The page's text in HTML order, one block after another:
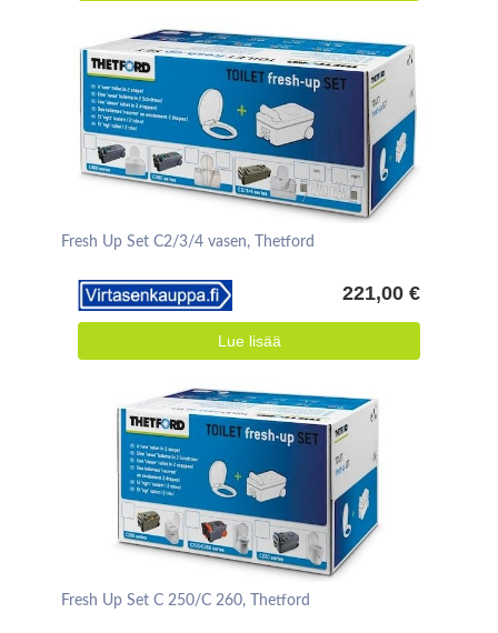
Fresh Up Set C2/3/4 vasen, Thetford
221,00 €
Lue lisää
Fresh Up Set C 250/C 260, Thetford